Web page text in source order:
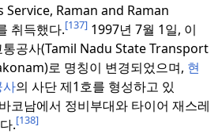
Service, Raman and Raman
취득했다.[137] 1997년 7월 1일, 이
통공사(Tamil Nadu State Transport
로 명칭이 변경되었으며, 현
사의 사단 제1호를 형성하고 있
코남에서 정비부대와 타이어 재스레
.[138]